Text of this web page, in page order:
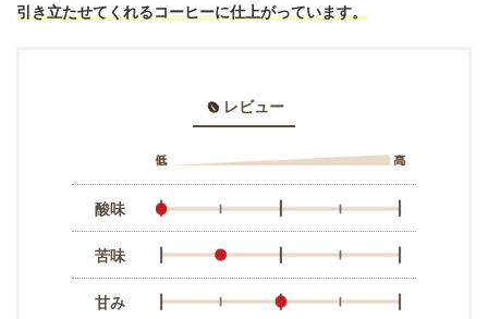
引き立たせてくれるコーヒーに仕上がっています。
レビュー
酸味
苦味
甘み